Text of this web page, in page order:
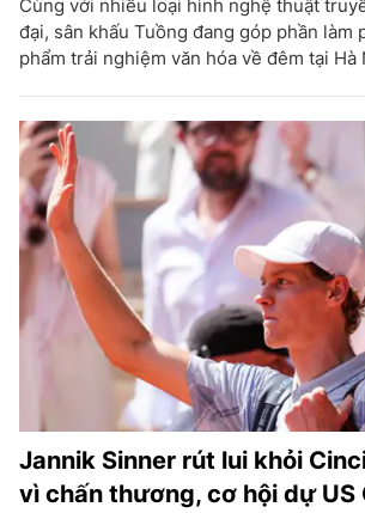
Cùng với nhiều loại hình nghệ thuật
đại, sân khấu Tuồng đang góp phần làm
phẩm trải nghiệm văn hóa về đêm tại Hà
Jannik Sinner rút lui khỏi
vì chấn thương, cơ hội dự US